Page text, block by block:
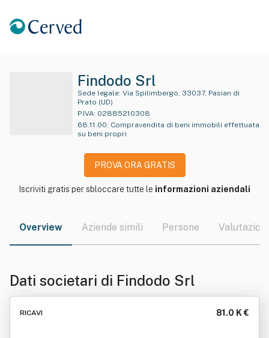
Findodo Srl
Sede legale:
Prato (UD)
P.IVA: 02885210308
68.11.00: Compravendita di beni immobili effettuata
su beni propri
PROVA ORA GRATIS
Iscriviti gratis per sbloccare tutte le informazioni aziendali
Overview Aziende simili Persone Valutazioni
Dati societari di Findodo Srl
RICAVI 81.0 K €